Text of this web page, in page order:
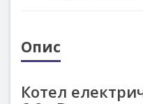
Опис
Котел